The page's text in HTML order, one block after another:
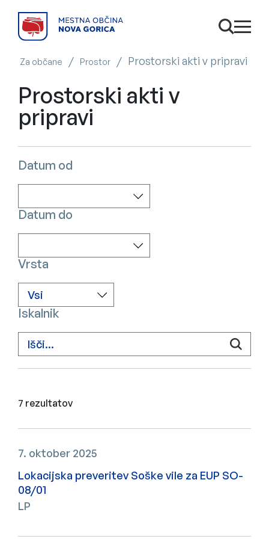
Odpri
odpri
Za občane / Prostor / Prostorski akti v pripravi
Prostorski akti v
pripravi
Datum od
Datum do
Vrsta
Iskalnik
Najdenih 7 rezultatov
7 rezultatov
7. oktober 2025
Lokacijska preveritev Soške vile za EUP SO-
08/01
LP